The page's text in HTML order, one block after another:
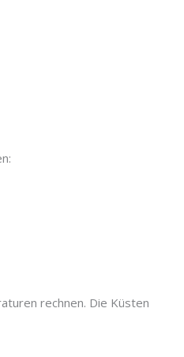
rechnen. Die Küsten